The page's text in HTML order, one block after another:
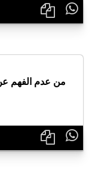

من عدم الفهم
